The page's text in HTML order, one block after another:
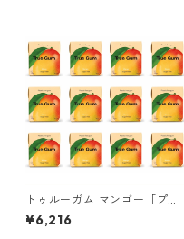
トゥルーガム マンゴー［プラ
スチックフリー＆プラントベ
ース チューインガム］ 12個
¥6,216